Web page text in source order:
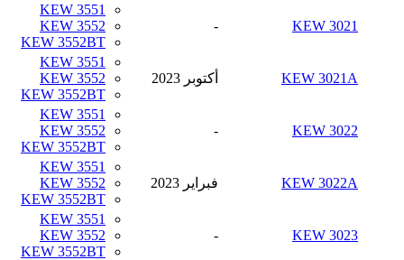
KEW 3021
-
KEW 3551
KEW 3552
KEW 3552BT
KEW 3021A أكتوبر 2023
KEW 3551
KEW 3552
KEW 3552BT
KEW 3022
-
KEW 3551
KEW 3552
KEW 3552BT
KEW 3022A فبراير 2023
KEW 3551
KEW 3552
KEW 3552BT
KEW 3023
-
KEW 3551
KEW 3552
KEW 3552BT